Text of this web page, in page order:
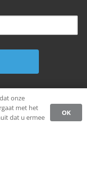
onze
met het
dat u ermee
OK